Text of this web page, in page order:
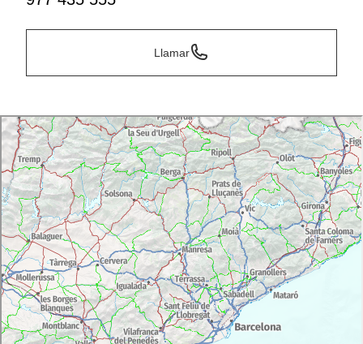
Llamar